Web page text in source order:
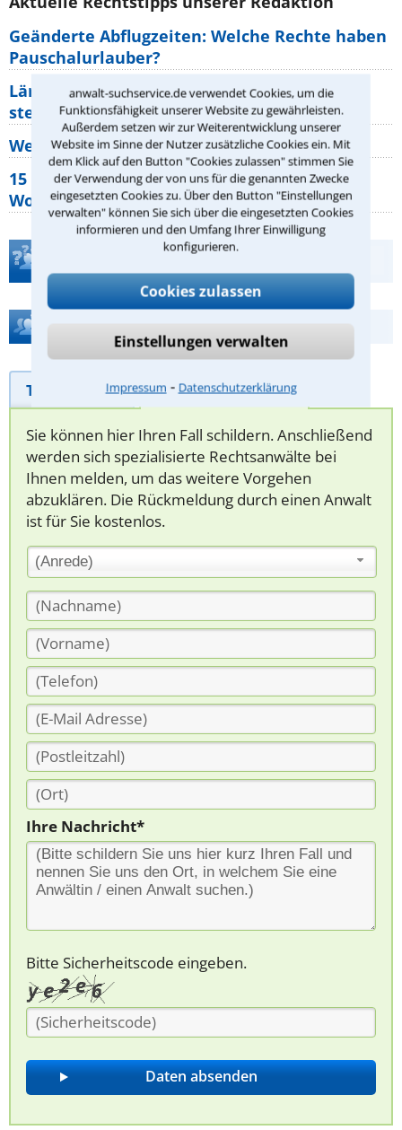
anwalt-suchservice.de verwendet Cookies, um die
Funktionsfähigkeit unserer Website zu gewährleisten.
Außerdem setzen wir zur Weiterentwicklung unserer
Website im Sinne der Nutzer zusätzliche Cookies ein. Mit
dem Klick auf den Button "Cookies zulassen" stimmen Sie
der Verwendung der von uns für die genannten Zwecke
eingesetzten Cookies zu. Über den Button "Einstellungen
verwalten" können Sie sich über die eingesetzten Cookies
informieren und den Umfang Ihrer Einwilligung
konfigurieren.
Cookies zulassen
Einstellungen verwalten
Impressum ⁃ Datenschutzerklärung
Geänderte Abflugzeiten: Welche Rechte haben
Pauschalurlauber?
Lärm von den Nachbarn: Welche Rechte
stehen mir zu?
Wer muss Zweitwohnungssteuer zahlen?
15 elementare Rechte, die jeder
Wohnungseigentümer kennen sollte
Teste Dein Rechtswissen
Hilfe bei Ihrer Anwaltsuche?
Telefonhilfe Beratungsanfrage
Sie können hier Ihren Fall schildern. Anschließend
werden sich spezialisierte Rechtsanwälte bei
Ihnen melden, um das weitere Vorgehen
abzuklären. Die Rückmeldung durch einen Anwalt
ist für Sie kostenlos.
(Anrede)
Ihre Nachricht*
Bitte Sicherheitscode eingeben.